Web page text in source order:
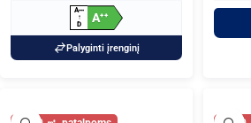
A+++
↑
D
A++
Palyginti įrenginį